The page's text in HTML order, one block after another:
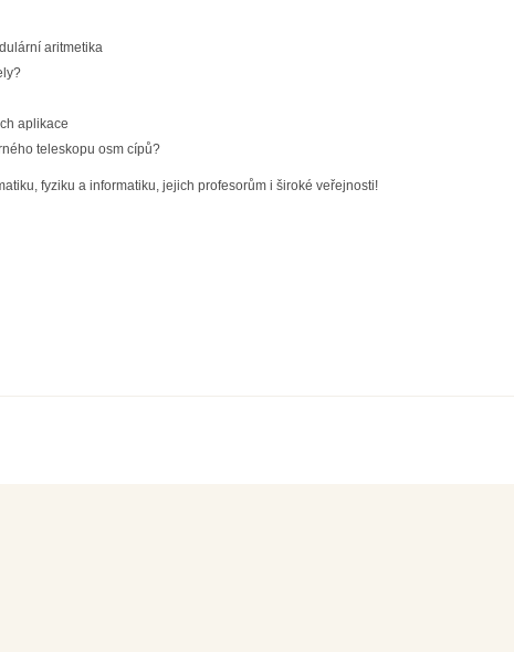
aritmetika
aplikace
teleskopu osm cípů?
fyziku a informatiku, jejich profesorům i široké veřejnosti!